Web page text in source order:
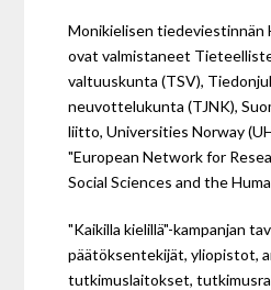
Monikielisen tiedeviestinnän
ovat valmistaneet
valtuuskunta (TSV),
neuvottelukunta (TJNK),
liitto, Universities Norway
"European Network for
Social Sciences and the
"Kaikilla kielillä"-kampanjan
päätöksentekijät, yliopistot,
tutkimuslaitokset,